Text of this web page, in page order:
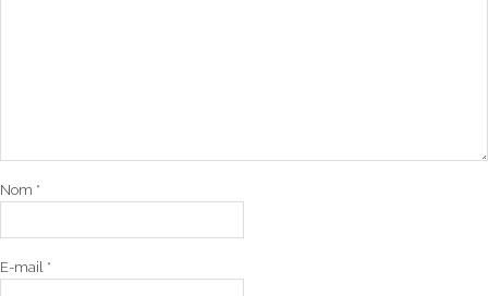
Nom *
E-mail *